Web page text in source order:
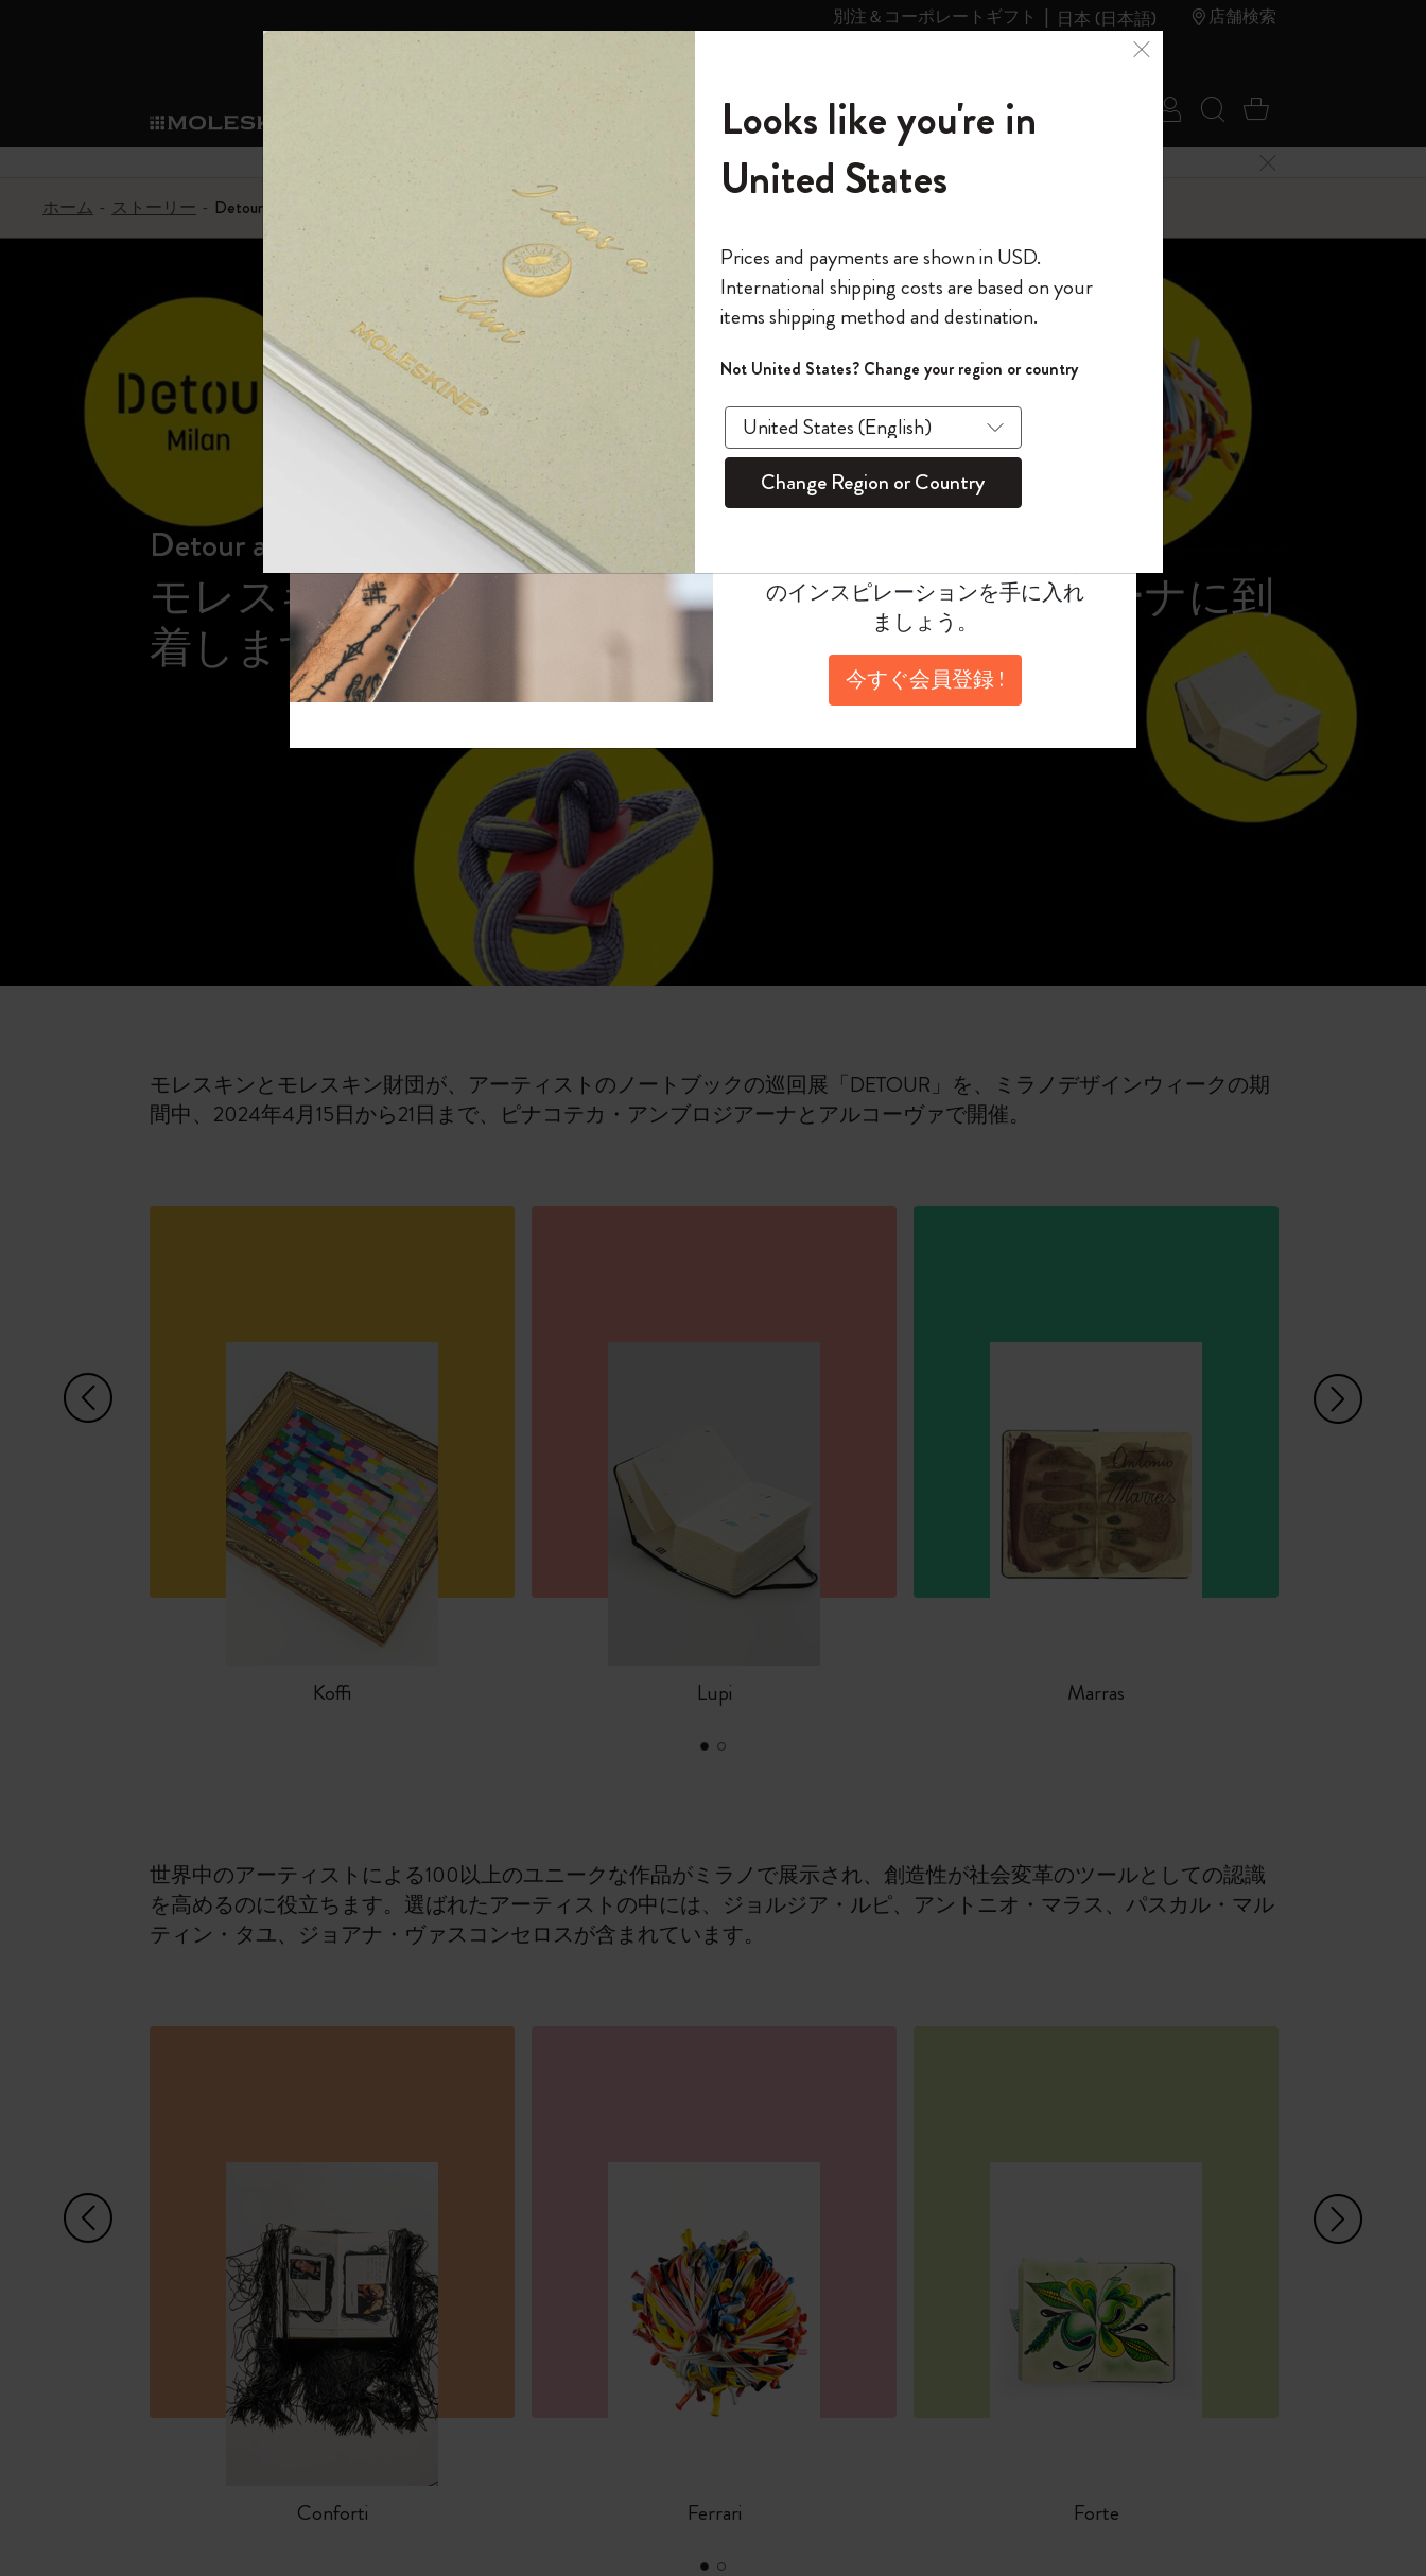
別注＆コーポレートギフト 日本 (日本語) 店舗検索
ショ
ノートブック
サブカテゴリ
ノートブック
The Original Notebook
ミニノートブックチャーム
カイエ ＆ ジャーナル
セット
パッションジャーナル
スチューデントカイエジャーナル
サブカテゴリ
ダイアリー
パーソナル・ダイアリー
12カ月ダイアリー
15ヶ月プランナー
ウィークリープランナー
デイリープランナー
マンスリープランナー
ライフプランナー・コレクション
アカデミック・プランナー
モレスキンスマート
サブカテゴリ
すべて見る
スマートライティング・システム
モレスキンスマートスマートとは
アプリ・サービス
ライティングツール
サブカテゴリ
モレスキンスマート
Blackwing x モレスキン
Kaweco x モレスキン
ペン & ペンシル
限定版ノートブック
サブカテゴリ
Reframe サングラス
ムーミン コレクション
キム・ジョンギコレクション
「Alice's Adventures in Wonderland」コレ
『ロード・オブ・ザ・リング』コレク
カラーパターン ノートブック
サクラコレクション
馬年コレクション
ISSEY MIYAKE | モレスキン のコレク
ション
ナサにインスパイアされたコレクショ
ン
Impressions of Impressionism コレクショ
City Guide Notebooks LUXE x モレスキ
ン
サブカテゴリ
キム・ジョンギコレクション
Impressions of Impressionism コレクショ
ン
カサ・バトリョ 限定版コレクション
ゴッホ美術館
バッグ
サブカテゴリ
すべて見る
バックパック
限定版バックパック
Shopper paper – made Collection
ギフト
サブカテゴリ
アートを愛する方への贈り物
プロフェッショナルへの贈り物
ミニマリストへの贈り物
マキシマリストへの贈り物
健康を愛する方への贈り物です
趣味を愛する方へのギフト
ピン
サブカテゴリ
カントリー・テーマ・ピンズ・コレク
ション
サブカテゴリ
プライドをいつも胸に
Mardi Mercredi × モレスキン
スマートライティング・シス
サブカテゴリ
スマートライティング・システム
スマートノートブック
スマートダイアリー
モレスキンスマートスマート
アプリ・サービス
サブカテゴリ
Notes
モレスキン Journal
モレスキン Planner
パーソナライズサ
ービス
サブカテゴリ
カスタムダイアリー
カスタムノートブック
和紙テープ
ミニノートブックチャーム
別注＆コーポレートギフト
リー
の世界
サブカテゴリ
モレスキンメンバーシップ
我々の歴史
モレスキンのマニフェスト
ペンと紙の力
持続可能な創造性
Detour
ール
ログイン
今すぐメンバー登録
ウェルカムオファー: 次回のご購入時に10% オフと送料無料
通常特典: パーソナライズの2冊ご購入で1冊無料
バースデー特典: 1回限りの割引（1ヶ月有効）
先行プレビュー: 新作コレクションへの先行アクセス
伝説的なお得情報: 会員限定の特別サプライズ
セールへの早期アクセス: お得な情報をいち早くチェック
モレスキン限定イベント: 優先アクセス
返品期間の延長: 1ヶ月間
モレスキンの世界へようこそ
*メールアドレス
パスワードを表示
*パスワード
このデバイスで情報を保存する
ログイン
検索 (キーワード
カート 0 アイ
6,500円以上のご購入で送料無料
メニューを閉じる
ホーム
ストーリー Detour Milano
Detour at ミラノデザインウィーク2024
モレスキンの巡回展がピナコテカ・アンブロジアーナに到
着します。
モレスキンとモレスキン財団が、アーティストのノートブックの巡回展「DETOUR」を、ミラノデザインウィークの期
間中、2024年4月15日から21日まで、ピナコテカ・アンブロジアーナとアルコーヴァで開催。
左矢印
Koffi Lupi Marras
世界中のアーティストによる100以上のユニークな作品がミラノで展示され、創造性が社会変革のツールとしての認識
を高めるのに役立ちます。選ばれたアーティストの中には、ジョルジア・ルピ、アントニオ・マラス、パスカル・マル
ティン・タユ、ジョアナ・ヴァスコンセロスが含まれています。
左矢印
Conforti Ferrari Forte
モレスキンの世界へようこそ
今すぐ会員登録して、コード
「WELCOME10」を入力すると、初
回注文が10%オフ＋送料無料になり
ます。セール・アウトレット品は
適用外。
のインスピレーションを手に入れ
ましょう。
今すぐ会員登録 !
Looks like you're in
United States
Prices and payments are shown in USD.
International shipping costs are based on your
items shipping method and destination.
Not United States? Change your region or country
Change Region or Country